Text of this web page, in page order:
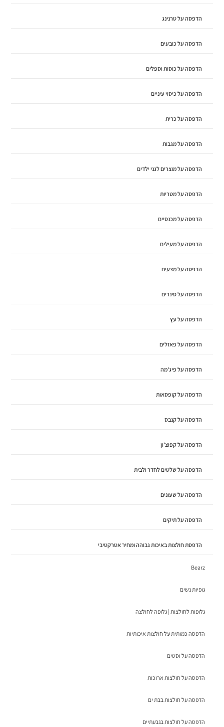
הדפסה על טרנינג
הדפסה על כובעים
הדפסה על כוסות וספלים
הדפסה על כיסוי עיניים
הדפסה על כרית
הדפסה על מגבות
הדפסה על מוצרים לגני ילדים
הדפסה על מטריות
הדפסה על מכנסיים
הדפסה על מעילים
הדפסה על מצעים
הדפסה על סינרים
הדפסה על עץ
הדפסה על פאזלים
הדפסה על פיג'מה
הדפסה על קופסאות
הדפסה על קנבס
הדפסה על קפוצ'ון
הדפסה על שלטים לחדר ולבית
הדפסה על שעונים
הדפסה על תיקים
הדפסת חולצות באיכות גבוהה ומחיר אטרקטיבי
Bearz
גופיות נשים
גלופות לחולצות | גלופה לחולצה
הדפסה כמותית על חולצות איכותיות
הדפסה על וסטים
הדפסה על חולצות ארוכות
הדפסה על חולצות בבת ים
הדפסה על חולצות בגבעתיים